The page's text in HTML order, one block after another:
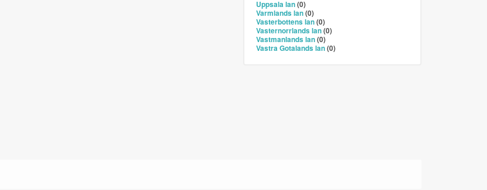
Uppsala lan(0)
Varmlands lan(0)
Vasterbottens lan(0)
Vasternorrlands lan(0)
Vastmanlands lan(0)
Vastra Gotalands lan(0)